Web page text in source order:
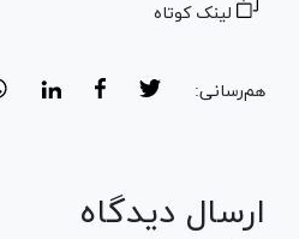
لینک کوتاه
هم‌رسانی:
ارسال دیدگاه